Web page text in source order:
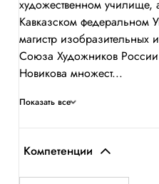
художественном училище,
Кавказском федеральном
магистр изобразительных
Союза Художников
Новикова множест...
Показать все
Компетенции